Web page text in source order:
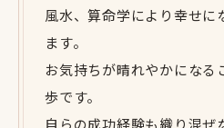
風水、算命学により幸せに
ます。
お気持ちが晴れやかになる
歩です。
自らの成功経験も織り混ぜ